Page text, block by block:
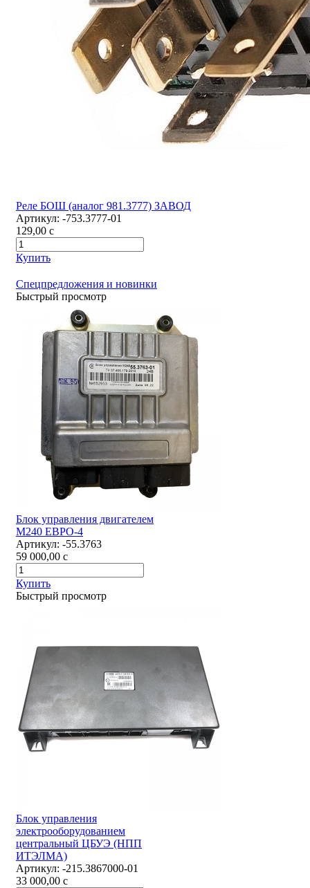
Реле БОШ (аналог 981.3777) ЗАВОД
Артикул: -753.3777-01
129,00 c
Купить
Спецпредложения и новинки
Быстрый просмотр
Блок управления двигателем
М240 ЕВРО-4
Артикул: -55.3763
59 000,00 c
Купить
Быстрый просмотр
Блок управления
электрооборудованием
центральный ЦБУЭ (НПП
ИТЭЛМА)
Артикул: -215.3867000-01
33 000,00 c